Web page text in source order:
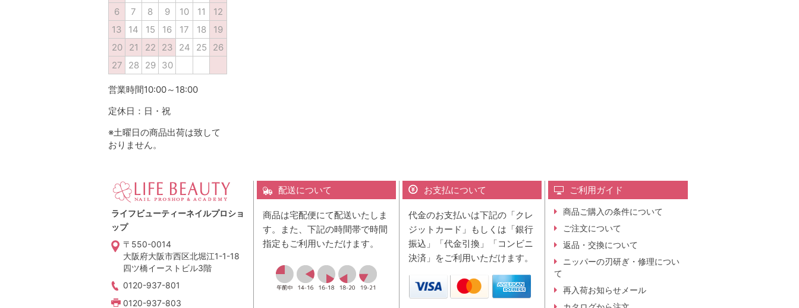
6
7 8 9 10 11
12
13
14 15 16 17 18
19
20
21 22 23 24 25
26
27
28 29 30
営業時間10:00～18:00
定休日：日・祝
※土曜日の商品出荷は致して
おりません。
ライフビューティーネイルプロショ
ップ
〒550-0014
大阪府大阪市西区北堀江1-1-18
四ツ橋イーストビル3階
0120-937-801
0120-937-803
配送について
商品は宅配便にて配送いたしま
す。また、下記の時間帯で時間
指定もご利用いただけます。
お支払について
代金のお支払いは下記の「クレ
ジットカード」もしくは「銀行
振込」「代金引換」「コンビニ
決済」をご利用いただけます。
ご利用ガイド
商品ご購入の条件について
ご注文について
返品・交換について
ニッパーの刃研ぎ・修理につい
て
再入荷お知らせメール